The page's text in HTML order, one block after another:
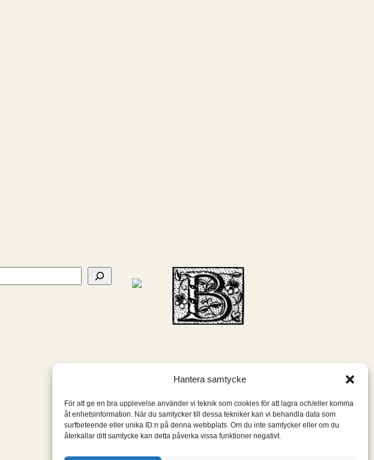
Hantera samtycke
För att ge en bra upplevelse använder vi teknik som cookies för att lagra och/eller komma
åt enhetsinformation. När du samtycker till dessa tekniker kan vi behandla data som
surfbeteende eller unika ID:n på denna webbplats. Om du inte samtycker eller om du
återkallar ditt samtycke kan detta påverka vissa funktioner negativt.